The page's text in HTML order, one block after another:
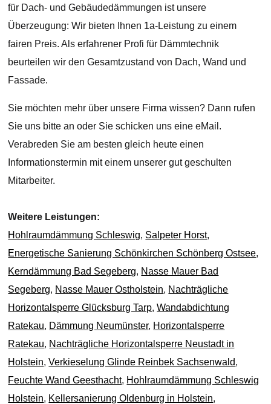
für Dach- und Gebäudedämmungen ist unsere
Überzeugung: Wir bieten Ihnen 1a-Leistung zu einem
fairen Preis. Als erfahrener Profi für Dämmtechnik
beurteilen wir den Gesamtzustand von Dach, Wand und
Fassade.
Sie möchten mehr über unsere Firma wissen? Dann rufen
Sie uns bitte an oder Sie schicken uns eine eMail.
Verabreden Sie am besten gleich heute einen
Informationstermin mit einem unserer gut geschulten
Mitarbeiter.
Weitere Leistungen:
Hohlraumdämmung Schleswig, Salpeter Horst,
Energetische Sanierung Schönkirchen Schönberg Ostsee,
Kerndämmung Bad Segeberg, Nasse Mauer Bad
Segeberg, Nasse Mauer Ostholstein, Nachträgliche
Horizontalsperre Glücksburg Tarp,Wandabdichtung
Ratekau, Dämmung Neumünster, Horizontalsperre
Ratekau, Nachträgliche Horizontalsperre Neustadt in
Holstein,Verkieselung Glinde Reinbek Sachsenwald,
Feuchte Wand Geesthacht, Hohlraumdämmung Schleswig
Holstein, Kellersanierung Oldenburg in Holstein,